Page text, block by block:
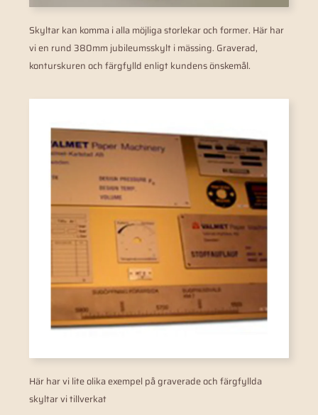
Skyltar kan komma i alla möjliga storlekar och former. Här har
vi en rund 380mm jubileumsskylt i mässing. Graverad,
konturskuren och färgfylld enligt kundens önskemål.
Här har vi lite olika exempel på graverade och färgfyllda
skyltar vi tillverkat